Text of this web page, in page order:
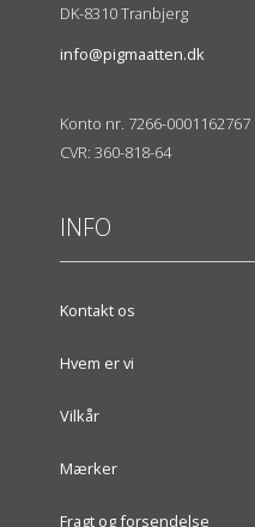
DK-8310 Tranbjerg
info@pigmaatten.dk
Konto nr. 7266-0001162767
CVR: 360-818-64
INFO
Kontakt os
Hvem er vi
Vilkår
Mærker
Fragt og forsendelse